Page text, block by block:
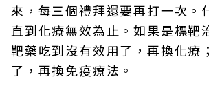
來，每三個禮拜還要再打一次。
直到化療無效為止。如果是標靶
靶藥吃到沒有效用了，再換化療
了，再換免疫療法。